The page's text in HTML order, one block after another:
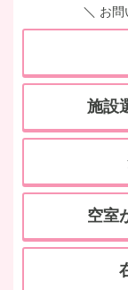
お問
施設
空室